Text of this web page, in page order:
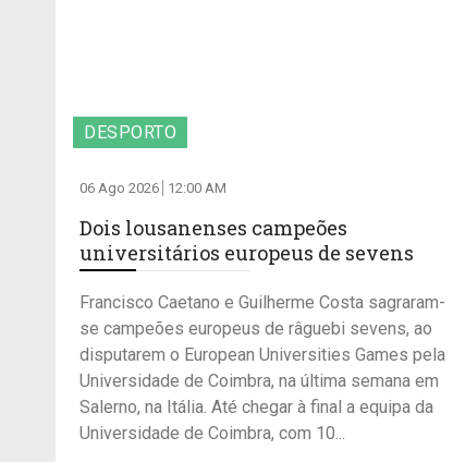
DESPORTO
06 Ago 2026 12:00 AM
Dois lousanenses campeões
universitários europeus de sevens
Francisco Caetano e Guilherme Costa sagraram-
se campeões europeus de râguebi sevens, ao
disputarem o European Universities Games pela
Universidade de Coimbra, na última semana em
Salerno, na Itália. Até chegar à final a equipa da
Universidade de Coimbra, com 10...